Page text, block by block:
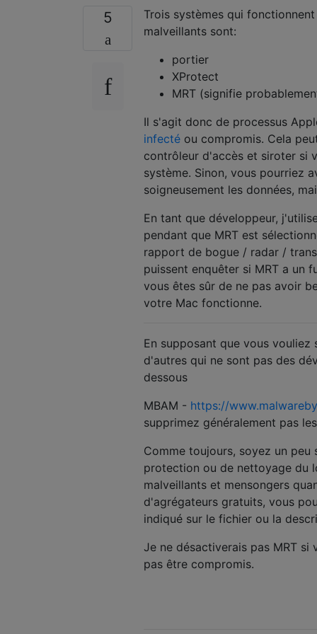
5
Trois systèmes qui
malveillants sont:
portier
XProtect
MRT (signifie
Il s'agit donc de processus
infecté ou compromis. Cela
contrôleur d'accès et siroter si
système. Sinon, vous pourriez
soigneusement les données,
En tant que développeur,
pendant que MRT est
rapport de bogue / radar /
puissent enquêter si MRT a un
vous êtes sûr de ne pas avoir
votre Mac fonctionne.
En supposant que vous
d'autres qui ne sont pas des
dessous
MBAM - https://
supprimez généralement pas
Comme toujours, soyez un
protection ou de nettoyage du
malveillants et mensongers
d'agrégateurs gratuits, vous
indiqué sur le fichier ou la
Je ne désactiverais pas MRT
pas être compromis.